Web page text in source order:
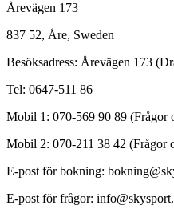
Årevägen 173
837 52, Åre, Sweden
Besöksadress: Årevägen 173
Tel: 0647-511 86
Mobil 1: 070-569 90 89 (Frågor
Mobil 2: 070-211 38 42 (Frågor
E-post för bokning:
E-post för frågor: